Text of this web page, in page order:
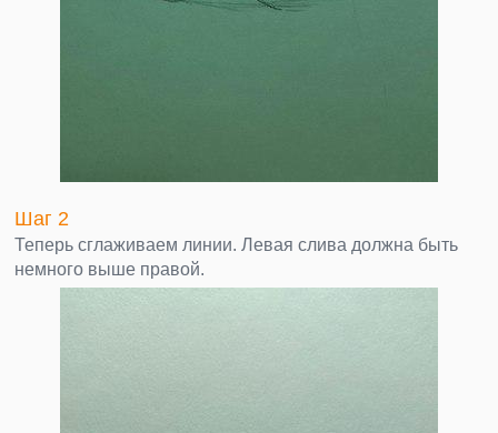
Шаг 2
Теперь сглаживаем линии. Левая слива должна быть
немного выше правой.